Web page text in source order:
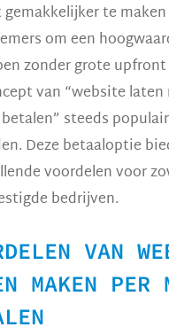
gemakkelijker te
om een
zonder grote
van “website laten
steeds
Deze betaaloptie
voordelen voor
bedrijven.
VAN
MAKEN PER